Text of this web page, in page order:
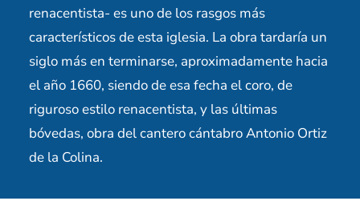
renacentista- es uno de los rasgos más
característicos de esta iglesia. La obra tardaría un
siglo más en terminarse, aproximadamente hacia
el año 1660, siendo de esa fecha el coro, de
riguroso estilo renacentista, y las últimas
bóvedas, obra del cantero cántabro Antonio Ortiz
de la Colina.